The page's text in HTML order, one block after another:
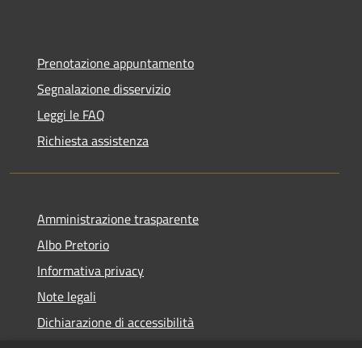
Prenotazione appuntamento
Segnalazione disservizio
Leggi le FAQ
Richiesta assistenza
Amministrazione trasparente
Albo Pretorio
Informativa privacy
Note legali
Dichiarazione di accessibilità